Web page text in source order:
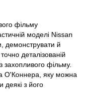
фільму
моделі Nissan
демонструвати й
деталізованій
захопливого фільму.
О'Коннера, яку можна
деякі з його